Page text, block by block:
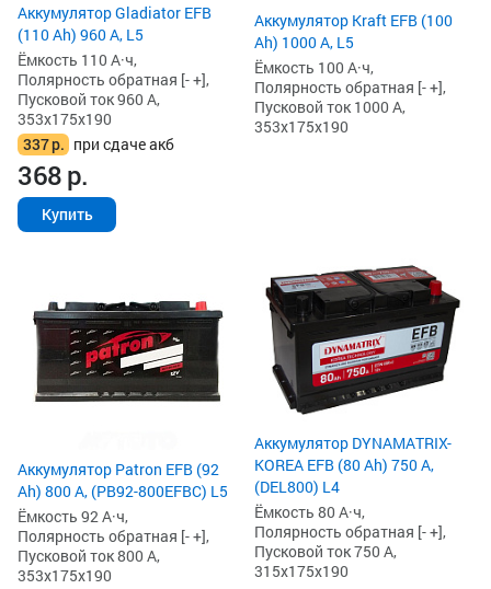
Аккумулятор Gladiator EFB
(110 Ah) 960 А, L5
Ёмкость 110 А·ч,
Полярность обратная [- +],
Пусковой ток 960 А,
353x175x190
337р. при сдаче акб
368р.
Купить
Аккумулятор Kraft EFB (100
Ah) 1000 А, L5
Ёмкость 100 А·ч,
Полярность обратная [- +],
Пусковой ток 1000 А,
353x175x190
Аккумулятор Patron EFB (92
Ah) 800 А, (PB92-800EFBC) L5
Ёмкость 92 А·ч,
Полярность обратная [- +],
Пусковой ток 800 А,
353x175x190
Аккумулятор DYNAMATRIX-
KOREA EFB (80 Ah) 750 А,
(DEL800) L4
Ёмкость 80 А·ч,
Полярность обратная [- +],
Пусковой ток 750 А,
315x175x190